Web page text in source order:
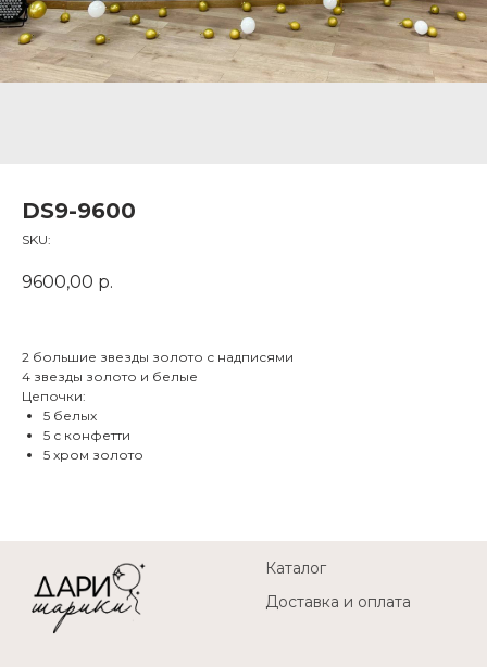
DS9-9600
SKU:
9600,00 р.
2 большие звезды золото с надписями
4 звезды золото и белые
Цепочки:
5 белых
5 с конфетти
5 хром золото
Каталог
Доставка и оплата